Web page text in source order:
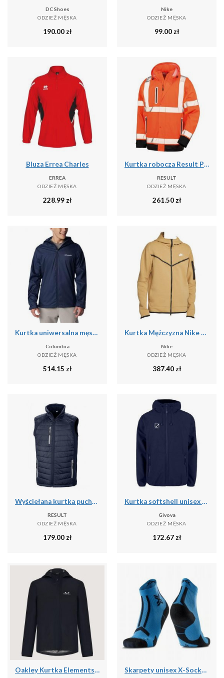
DC Shoes
ODZIEŻ MĘSKA
190.00 zł
Nike
ODZIEŻ MĘSKA
99.00 zł
Bluza Errea Charles
ERREA
ODZIEŻ MĘSKA
228.99 zł
Kurtka robocza Result Prism PU Safe & Dry
RESULT
ODZIEŻ MĘSKA
261.50 zł
Kurtka uniwersalna męska Columbia Inner Limits Iii
Columbia
ODZIEŻ MĘSKA
514.15 zł
Kurtka Mężczyzna Nike Tech Fleece Full Zip beżowy
Nike
ODZIEŻ MĘSKA
387.40 zł
Wyściełana kurtka puchowa z recyklingu Result Black Compass
RESULT
ODZIEŻ MĘSKA
179.00 zł
Kurtka softshell unisex Givova Kurtka niebieska
Givova
ODZIEŻ MĘSKA
172.67 zł
Oakley Kurtka Elements Shell 2.0 Foa406090-02E Skarpety unisex X-Socks TRAILRUN DISCOVER ANKLE MINERAL BLUE/X BLACK A016